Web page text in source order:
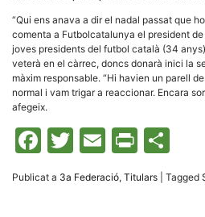
“Qui ens anava a dir el nadal passat que
comenta a Futbolcatalunya el president de
joves presidents del futbol català (34
veterà en el càrrec, doncs donarà inici la
màxim responsable. “Hi havien un parell
normal i vam trigar a reaccionar. Encara
afegeix.
Facebook
Twitter
Email
Print
Publicat a 3a Federació, Titulars Tagged